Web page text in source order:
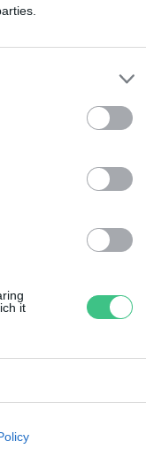
it